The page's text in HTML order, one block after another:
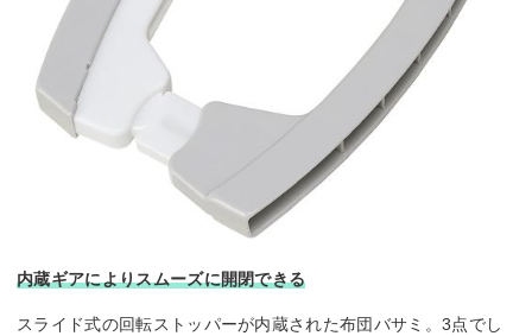
内蔵ギアによりスムーズに開閉できる
スライド式の回転ストッパーが内蔵された布団バサミ。3点でし